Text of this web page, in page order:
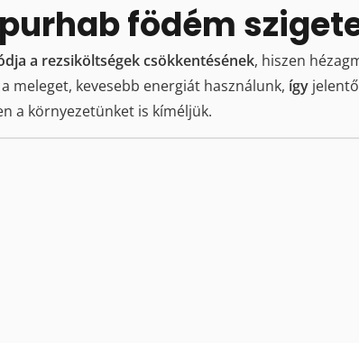
födém
a rezsiköltségek csökkentésének, hiszen
meleget, kevesebb energiát használunk, így
a környezetünket is kíméljük.